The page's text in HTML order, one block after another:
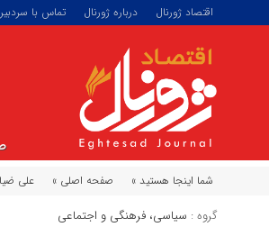
اقتصاد ژورنال درباره ژورنال تماس با سردبیر
شما اینجا هستید » صفحه اصلی » علی
گروه : سیاسی، فرهنگی و اجتماعی